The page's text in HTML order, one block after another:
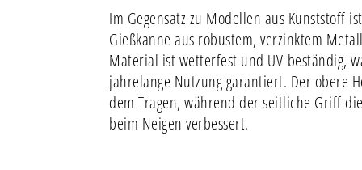
Im Gegensatz zu Modellen aus Kunststoff
Gießkanne aus robustem, verzinktem
Material ist wetterfest und UV-beständig,
jahrelange Nutzung garantiert. Der obere
dem Tragen, während der seitliche Griff
beim Neigen verbessert.